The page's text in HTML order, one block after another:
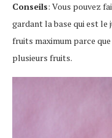
Conseils: Vous pouvez
gardant la base qui est le
fruits maximum parce
plusieurs fruits.